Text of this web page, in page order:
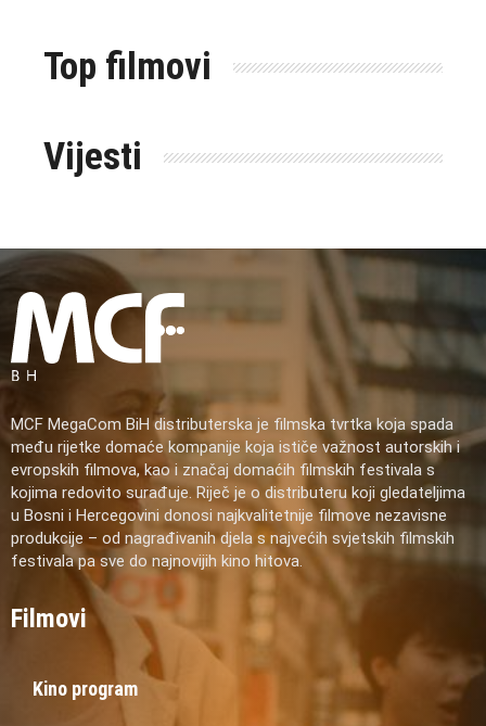
Top filmovi
Vijesti
MCF MegaCom BiH distributerska je filmska tvrtka koja spada
među rijetke domaće kompanije koja ističe važnost autorskih i
evropskih filmova, kao i značaj domaćih filmskih festivala s
kojima redovito surađuje. Riječ je o distributeru koji gledateljima
u Bosni i Hercegovini donosi najkvalitetnije filmove nezavisne
produkcije – od nagrađivanih djela s najvećih svjetskih filmskih
festivala pa sve do najnovijih kino hitova.
Filmovi
Kino program